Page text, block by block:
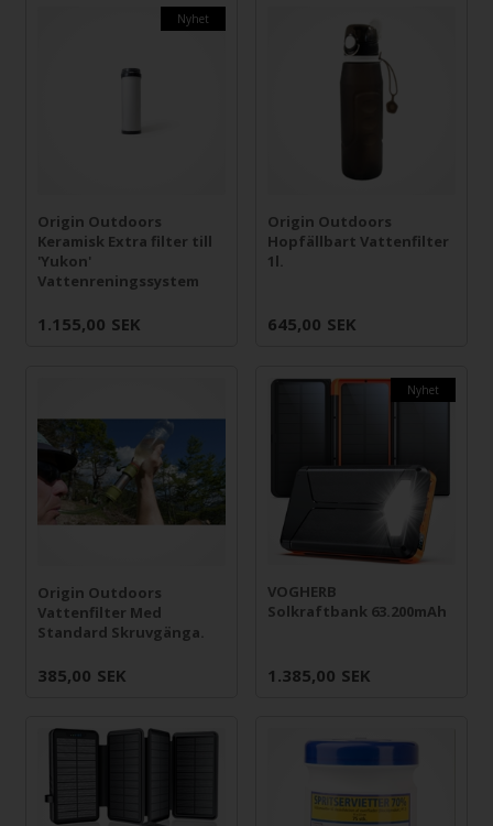
Nyhet
Origin Outdoors
Keramisk Extra filter till
'Yukon'
Vattenreningssystem
1.155,00 SEK
Origin Outdoors
Hopfällbart Vattenfilter
1l.
645,00 SEK
Origin Outdoors
Vattenfilter Med
Standard Skruvgänga.
385,00 SEK
Nyhet
VOGHERB
Solkraftbank 63.200mAh
1.385,00 SEK